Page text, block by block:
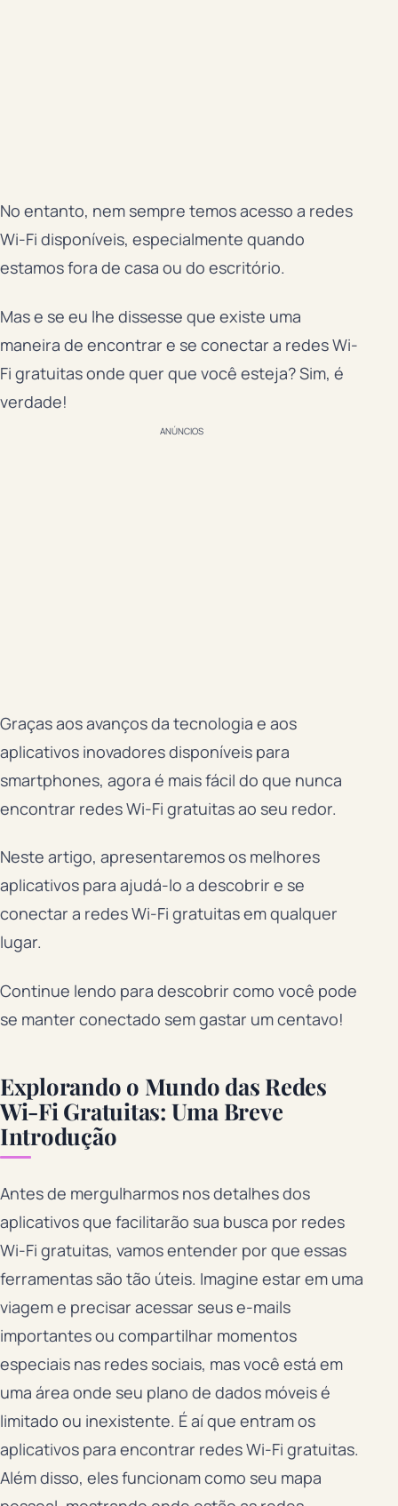
No entanto, nem sempre temos acesso a redes
Wi-Fi disponíveis, especialmente quando
estamos fora de casa ou do escritório.
Mas e se eu lhe dissesse que existe uma
maneira de encontrar e se conectar a redes Wi-
Fi gratuitas onde quer que você esteja? Sim, é
verdade!
ANÚNCIOS
Graças aos avanços da tecnologia e aos
aplicativos inovadores disponíveis para
smartphones, agora é mais fácil do que nunca
encontrar redes Wi-Fi gratuitas ao seu redor.
Neste artigo, apresentaremos os melhores
aplicativos para ajudá-lo a descobrir e se
conectar a redes Wi-Fi gratuitas em qualquer
lugar.
Continue lendo para descobrir como você pode
se manter conectado sem gastar um centavo!
Explorando o Mundo das Redes
Wi-Fi Gratuitas: Uma Breve
Introdução
Antes de mergulharmos nos detalhes dos
aplicativos que facilitarão sua busca por redes
Wi-Fi gratuitas, vamos entender por que essas
ferramentas são tão úteis. Imagine estar em uma
viagem e precisar acessar seus e-mails
importantes ou compartilhar momentos
especiais nas redes sociais, mas você está em
uma área onde seu plano de dados móveis é
limitado ou inexistente. É aí que entram os
aplicativos para encontrar redes Wi-Fi gratuitas.
Além disso, eles funcionam como seu mapa